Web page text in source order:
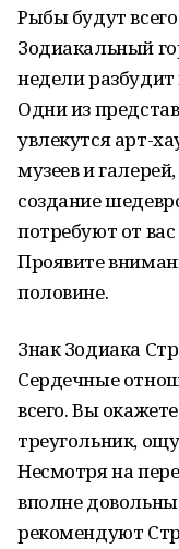
Рыбы будут
Зодиакальный
недели разбудит
Одни из
увлекутся арт-
музеев и
создание
потребуют от
Проявите
половине.
Знак Зодиака
Сердечные
всего. Вы
треугольник,
Несмотря на
вполне
рекомендуют